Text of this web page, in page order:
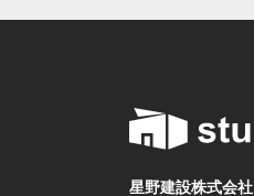
星野建設株式会社